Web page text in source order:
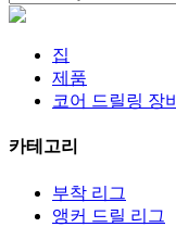
집
제품
코어 드릴링 장비
카테고리
부착 리그
앵커 드릴 리그